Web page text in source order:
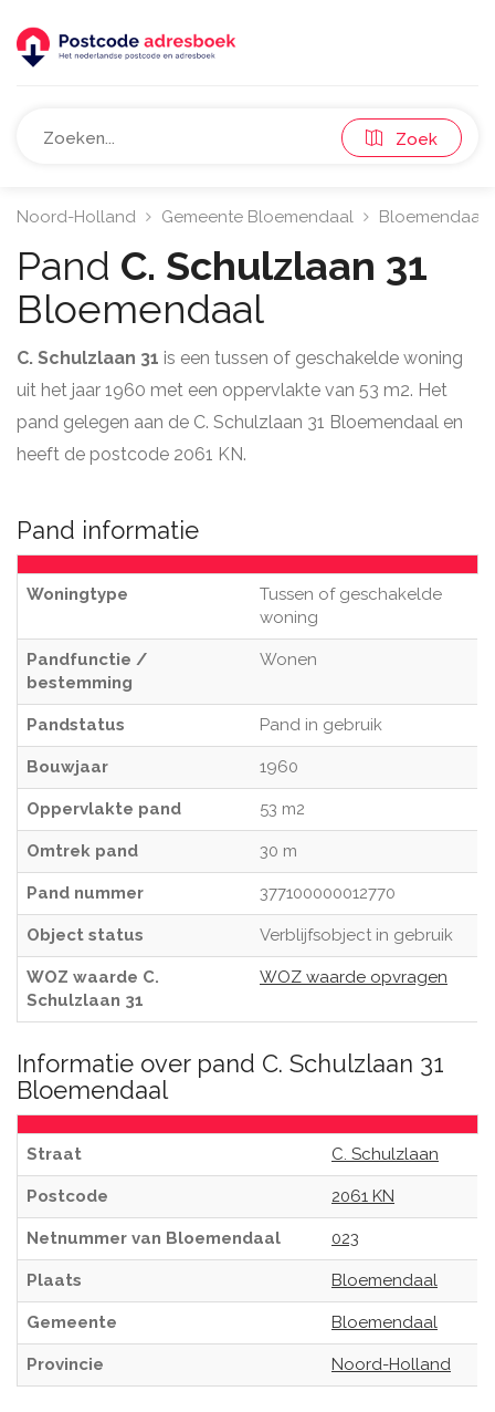
Zoek
Noord-Holland Gemeente Bloemendaal Bloemendaal
Pand C. Schulzlaan 31
Bloemendaal
C. Schulzlaan 31 is een tussen of geschakelde woning
uit het jaar 1960 met een oppervlakte van 53 m2. Het
pand gelegen aan de C. Schulzlaan 31 Bloemendaal en
heeft de postcode 2061 KN.
Pand informatie
Woningtype
Tussen of geschakelde
woning
Pandfunctie /
bestemming
Wonen
Pandstatus Pand in gebruik
Bouwjaar 1960
Oppervlakte pand 53 m2
Omtrek pand 30 m
Pand nummer 377100000012770
Object status Verblijfsobject in gebruik
WOZ waarde C.
Schulzlaan 31
WOZ waarde opvragen
Informatie over pand C. Schulzlaan 31
Bloemendaal
Straat C. Schulzlaan
Postcode 2061 KN
Netnummer van Bloemendaal 023
Plaats Bloemendaal
Gemeente Bloemendaal
Provincie Noord-Holland